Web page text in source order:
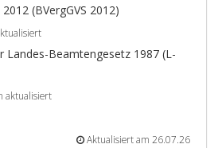
(BVergGVS 2012)
Landes-Beamtengesetz 1987 (L-
aktualisiert
Aktualisiert am 26.07.26